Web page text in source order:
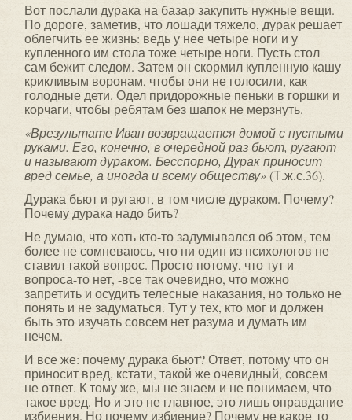
Вот послали дурака на базар закупить нужные вещи.
По дороге, заметив, что лошади тяжело, дурак решает
облегчить ее жизнь: ведь у нее четыре ноги и у
купленного им стола тоже четыре ноги. Пусть стол
сам бежит следом. Затем он скормил купленную кашу
крикливым воронам, чтобы они не голосили, как
голодные дети. Одел придорожные пеньки в горшки и
корчаги, чтобы ребятам без шапок не мерзнуть.
«Врезультате Иван возвращается домой с пустыми
руками. Его, конечно, в очередной раз бьют, ругают
и называют дураком. Бесспорно, Дурак приносит
вред семье, а иногда и всему обществу»(Т.ж.с.36).
Дурака бьют и ругают, в том числе дураком. Почему?
Почему дурака надо бить?
Не думаю, что хоть кто-то задумывался об этом, тем
более не сомневаюсь, что ни один из психологов не
ставил такой вопрос. Просто потому, что тут и
вопроса-то нет, -все так очевидно, что можно
запретить и осудить телесные наказания, но только не
понять и не задуматься. Тут у тех, кто мог и должен
быть это изучать совсем нет разума и думать им
нечем.
И все же: почему дурака бьют? Ответ, потому что он
приносит вред, кстати, такой же очевидный, совсем
не ответ. К тому же, мы не знаем и не понимаем, что
такое вред. Но и это не главное, это лишь оправдание
избиения. Но почему избиение? Почему не какое-то